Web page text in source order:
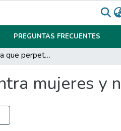
PREGUNTAS FRECUENTES
¿Una sentencia que perpetúa la violencia contra mujeres y niñas?
mujeres y